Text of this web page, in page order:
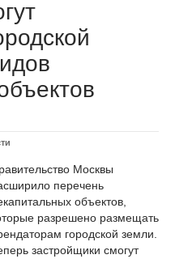
Москвы
перечень
объектов,
разрешено размещать
городской земли.
застройщики смогут